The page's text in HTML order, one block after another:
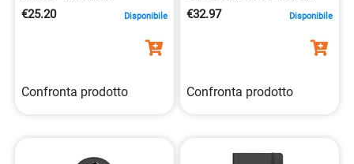
€25.20 Disponibile
Confronta prodotto
€32.97 Disponibile
Confronta prodotto